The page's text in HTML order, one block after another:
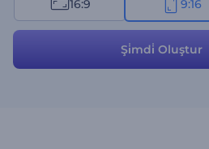
giriş videoları için mükemmel bir
16:9 9:16
Şi̇mdi̇ Oluştur